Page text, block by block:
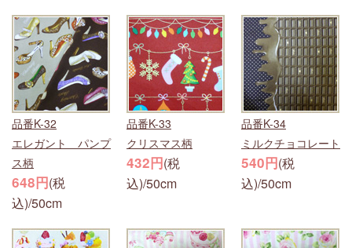
品番K-32
エレガント パンプ
ス柄
648円(税
込)/50cm
品番K-33
クリスマス柄
432円(税
込)/50cm
品番K-34
ミルクチョコレート
540円(税
込)/50cm